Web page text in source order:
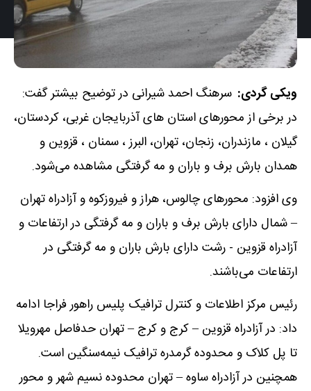
ویکی گردی: سرهنگ احمد شیرانی در توضیح بیشتر گفت:
در برخی از محورهای استان‌ های آذربایجان غربی، کردستان،
گیلان ، مازندران، زنجان، تهران، البرز ، سمنان ، قزوین و
همدان بارش برف و باران و مه گرفتگی مشاهده می‌شود.
وی افزود: محورهای چالوس، هراز و فیروزکوه و آزادراه تهران
– شمال دارای بارش برف و باران و مه گرفتگی در ارتفاعات و
آزادراه قزوین - رشت دارای بارش باران و مه گرفتگی در
ارتفاعات می‌باشند.
رئیس مرکز اطلاعات و کنترل ترافیک پلیس راهور فراجا ادامه
داد: در آزادراه قزوین – کرج و کرج – تهران حدفاصل مهرویلا
تا پل کلاک و محدوده گرمدره ترافیک نیمه‌سنگین است.
همچنین در آزادراه ساوه – تهران محدوده نسیم شهر و محور